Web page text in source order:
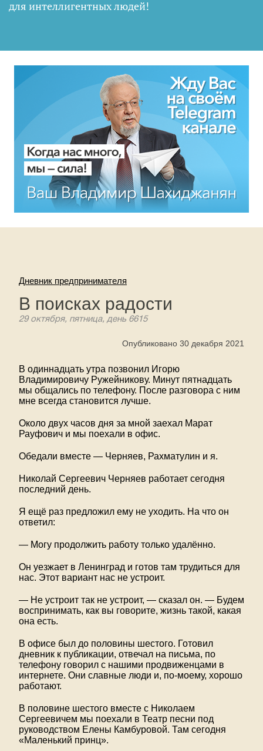
для интеллигентных людей!
Дневник предпринимателя
В поисках радости
29 октября, пятница, день 6615
Опубликовано 30 декабря 2021
В одиннадцать утра позвонил Игорю
Владимировичу Ружейникову. Минут пятнадцать
мы общались по телефону. После разговора с ним
мне всегда становится лучше.
Около двух часов дня за мной заехал Марат
Рауфович и мы поехали в офис.
Обедали вместе — Черняев, Рахматулин и я.
Николай Сергеевич Черняев работает сегодня
последний день.
Я ещё раз предложил ему не уходить. На что он
ответил:
— Могу продолжить работу только удалённо.
Он уезжает в Ленинград и готов там трудиться для
нас. Этот вариант нас не устроит.
— Не устроит так не устроит, — сказал он. — Будем
воспринимать, как вы говорите, жизнь такой, какая
она есть.
В офисе был до половины шестого. Готовил
дневник к публикации, отвечал на письма, по
телефону говорил с нашими продвиженцами в
интернете. Они славные люди и, по-моему, хорошо
работают.
В половине шестого вместе с Николаем
Сергеевичем мы поехали в Театр песни под
руководством Елены Камбуровой. Там сегодня
«Маленький принц».